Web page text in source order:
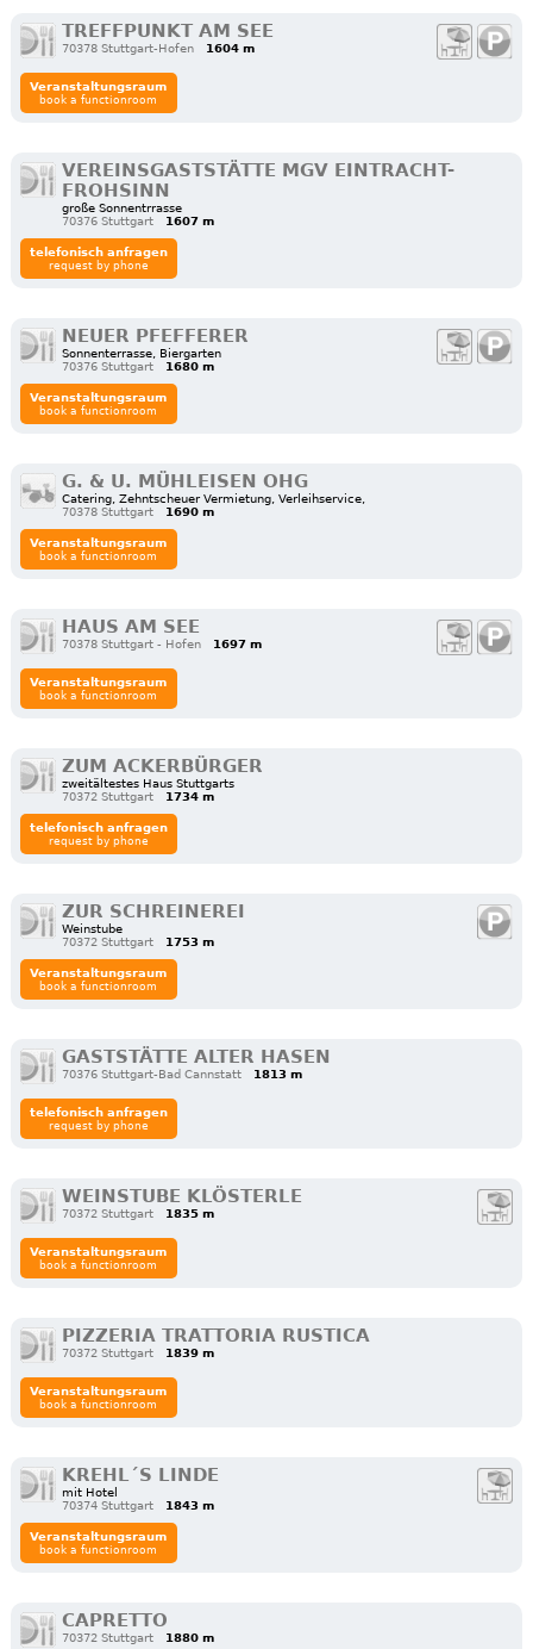
TREFFPUNKT AM SEE
70378 Stuttgart-Hofen 1604 m
Veranstaltungsraum
book a functionroom
VEREINSGASTSTÄTTE MGV EINTRACHT-
FROHSINN
große Sonnentrrasse
70376 Stuttgart
1607 m
telefonisch anfragen
request by phone
NEUER PFEFFERER
Sonnenterrasse, Biergarten
70376 Stuttgart
1680 m
Veranstaltungsraum
book a functionroom
G. & U. MÜHLEISEN OHG
Catering, Zehntscheuer Vermietung, Verleihservice,
70378 Stuttgart
1690 m
Veranstaltungsraum
book a functionroom
HAUS AM SEE
70378 Stuttgart - Hofen 1697 m
Veranstaltungsraum
book a functionroom
ZUM ACKERBÜRGER
zweitältestes Haus Stuttgarts
70372 Stuttgart
1734 m
telefonisch anfragen
request by phone
ZUR SCHREINEREI
Weinstube
70372 Stuttgart
1753 m
Veranstaltungsraum
book a functionroom
GASTSTÄTTE ALTER HASEN
70376 Stuttgart-Bad Cannstatt 1813 m
telefonisch anfragen
request by phone
WEINSTUBE KLÖSTERLE
70372 Stuttgart 1835 m
Veranstaltungsraum
book a functionroom
PIZZERIA TRATTORIA RUSTICA
70372 Stuttgart 1839 m
Veranstaltungsraum
book a functionroom
KREHL´S LINDE
mit Hotel
70374 Stuttgart
1843 m
Veranstaltungsraum
book a functionroom
CAPRETTO
70372 Stuttgart 1880 m